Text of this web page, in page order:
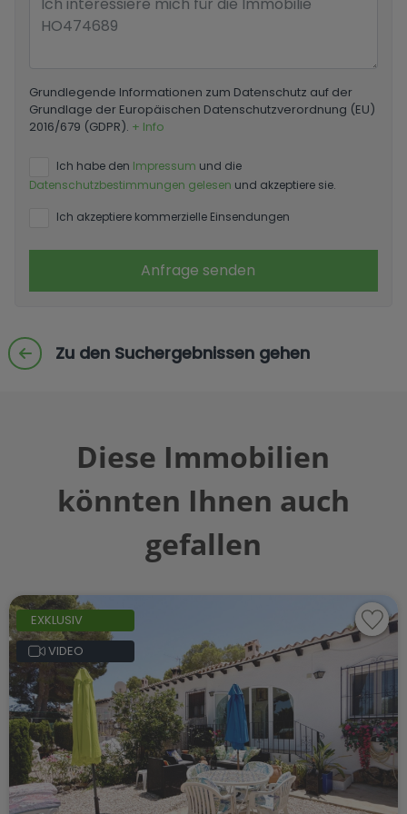
Grundlegende Informationen zum Datenschutz auf der
Grundlage der Europäischen Datenschutzverordnung (EU)
2016/679 (GDPR). + Info
Ich habe den Impressum und die
Datenschutzbestimmungen gelesen und akzeptiere sie.
Ich akzeptiere kommerzielle Einsendungen
Anfrage senden
Zu den Suchergebnissen gehen
Diese Immobilien
könnten Ihnen auch
gefallen
EXKLUSIV
VIDEO